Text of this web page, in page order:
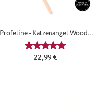
Profeline - Katzenangel Woody
FlyingWingsDurchschnittliche
Regulärer Preis:
22,99 €